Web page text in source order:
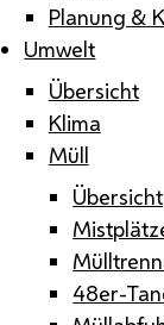
Planung &
Umwelt
Übersicht
Klima
Müll
Übersicht
48er-